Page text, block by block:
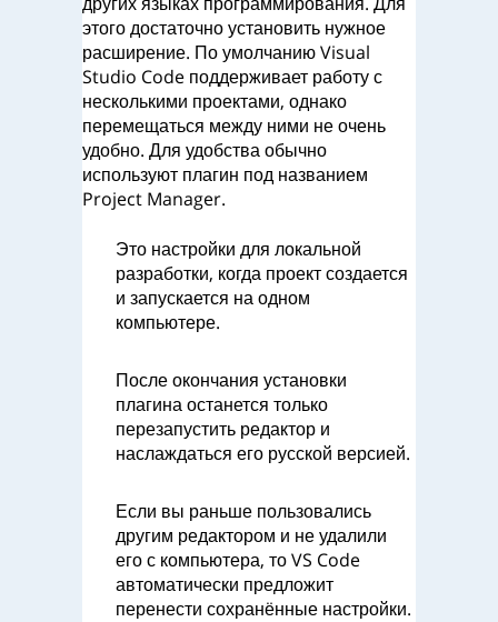
этого достаточно установить нужное
расширение. По умолчанию Visual
Studio Code поддерживает работу с
несколькими проектами, однако
перемещаться между ними не очень
удобно. Для удобства обычно
используют плагин под названием
Project Manager.
Это настройки для локальной
разработки, когда проект создается
и запускается на одном
компьютере.
После окончания установки
плагина останется только
перезапустить редактор и
наслаждаться его русской версией.
Если вы раньше пользовались
другим редактором и не удалили
его с компьютера, то VS Code
автоматически предложит
перенести сохранённые настройки.